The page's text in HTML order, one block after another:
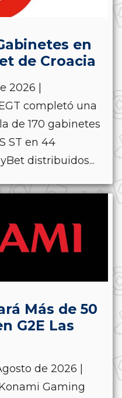
en
de Croacia
2026 |
completó una
de 170 gabinetes
ST en 44
distribuidos...
Más de 50
G2E Las
de 2026 |
Gaming